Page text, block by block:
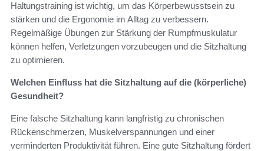
Haltungstraining ist wichtig, um das Körperbewusstsein zu
stärken und die Ergonomie im Alltag zu verbessern.
Regelmäßige Übungen zur Stärkung der Rumpfmuskulatur
können helfen, Verletzungen vorzubeugen und die Sitzhaltung
zu optimieren.
Welchen Einfluss hat die Sitzhaltung auf die (körperliche)
Gesundheit?
Eine falsche Sitzhaltung kann langfristig zu chronischen
Rückenschmerzen, Muskelverspannungen und einer
verminderten Produktivität führen. Eine gute Sitzhaltung fördert